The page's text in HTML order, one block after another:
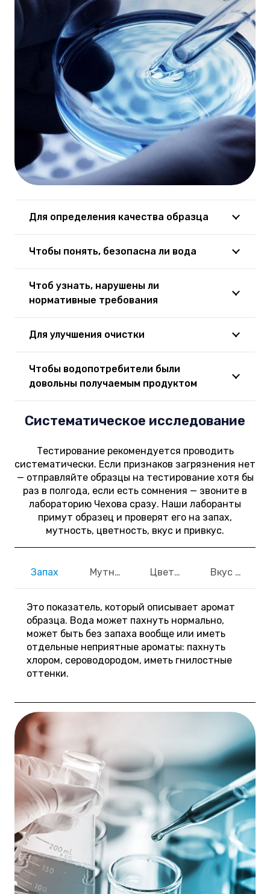
Для определения качества образца
Чтобы понять, безопасна ли вода
Чтоб узнать, нарушены ли
нормативные требования
Для улучшения очистки
Чтобы водопотребители были
довольны получаемым продуктом
Систематическое исследование
Тестирование рекомендуется проводить
систематически. Если признаков загрязнения нет
— отправляйте образцы на тестирование хотя бы
раз в полгода, если есть сомнения — звоните в
лабораторию Чехова сразу. Наши лаборанты
примут образец и проверят его на запах,
мутность, цветность, вкус и привкус.
Запах Мутность Цветность Вкус и
Это показатель, который описывает аромат
образца. Вода может пахнуть нормально,
может быть без запаха вообще или иметь
отдельные неприятные ароматы: пахнуть
хлором, сероводородом, иметь гнилостные
оттенки.